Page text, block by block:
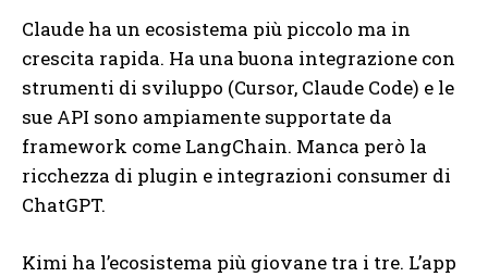
Claude ha un ecosistema più piccolo ma in
crescita rapida. Ha una buona integrazione con
strumenti di sviluppo (Cursor, Claude Code) e le
sue API sono ampiamente supportate da
framework come LangChain. Manca però la
ricchezza di plugin e integrazioni consumer di
ChatGPT.
Kimi ha l’ecosistema più giovane tra i tre. L’app